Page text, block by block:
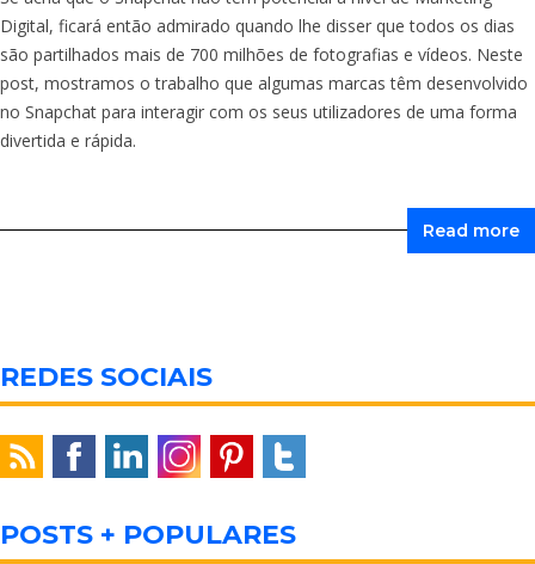
Digital, ficará então admirado quando lhe disser que todos os dias
são partilhados mais de 700 milhões de fotografias e vídeos. Neste
post, mostramos o trabalho que algumas marcas têm desenvolvido
no Snapchat para interagir com os seus utilizadores de uma forma
divertida e rápida.
Read more
REDES SOCIAIS
POSTS + POPULARES